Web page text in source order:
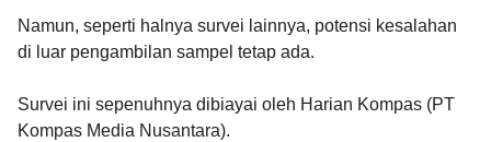
Namun, seperti halnya survei lainnya, potensi kesalahan
di luar pengambilan sampel tetap ada.
Survei ini sepenuhnya dibiayai oleh Harian Kompas (PT
Kompas Media Nusantara).